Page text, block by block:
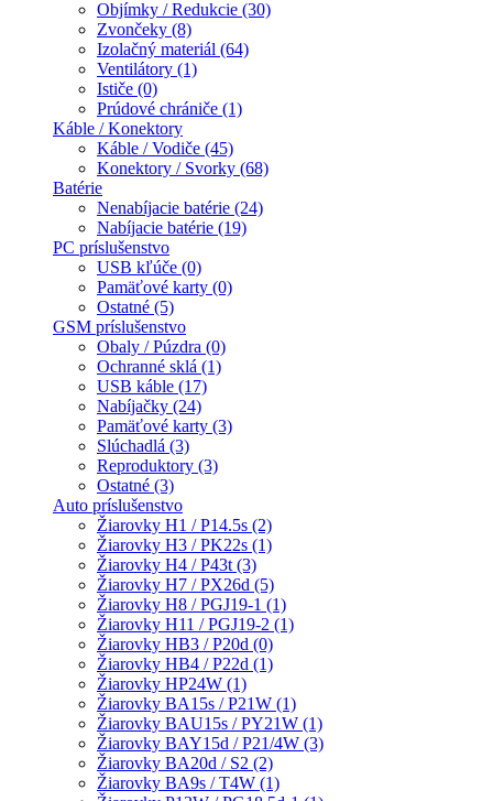
Objímky / Redukcie (30)
Zvončeky (8)
Izolačný materiál (64)
Ventilátory (1)
Ističe (0)
Prúdové chrániče (1)
Káble / Konektory
Káble / Vodiče (45)
Konektory / Svorky (68)
Batérie
Nenabíjacie batérie (24)
Nabíjacie batérie (19)
PC príslušenstvo
USB kľúče (0)
Pamäťové karty (0)
Ostatné (5)
GSM príslušenstvo
Obaly / Púzdra (0)
Ochranné sklá (1)
USB káble (17)
Nabíjačky (24)
Pamäťové karty (3)
Slúchadlá (3)
Reproduktory (3)
Ostatné (3)
Auto príslušenstvo
Žiarovky H1 / P14.5s (2)
Žiarovky H3 / PK22s (1)
Žiarovky H4 / P43t (3)
Žiarovky H7 / PX26d (5)
Žiarovky H8 / PGJ19-1 (1)
Žiarovky H11 / PGJ19-2 (1)
Žiarovky HB3 / P20d (0)
Žiarovky HB4 / P22d (1)
Žiarovky HP24W (1)
Žiarovky BA15s / P21W (1)
Žiarovky BAU15s / PY21W (1)
Žiarovky BAY15d / P21/4W (3)
Žiarovky BA20d / S2 (2)
Žiarovky BA9s / T4W (1)